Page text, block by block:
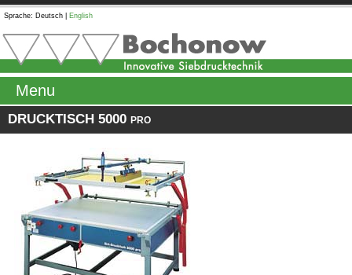
Sprache: Deutsch English
Menu
DRUCKTISCH 5000 pro